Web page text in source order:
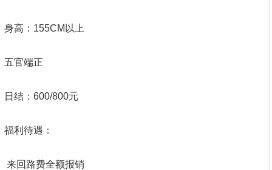
身高：155CM以上
五官端正
日结：600/800元
福利待遇：
来回路费全额报销